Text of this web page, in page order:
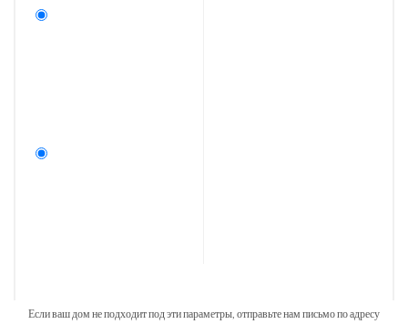
Если ваш дом не подходит под эти параметры, отправьте нам письмо по адресу